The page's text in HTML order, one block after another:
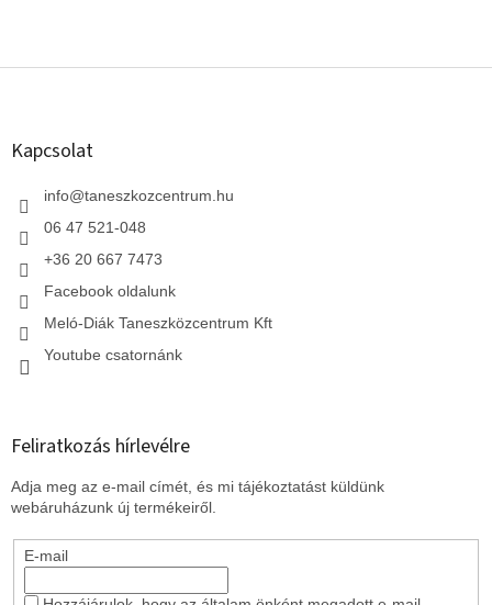
L
Kapcsolat
info@taneszkozcentrum.hu
06 47 521-048
+36 20 667 7473
Facebook oldalunk
Meló-Diák Taneszközcentrum Kft
Youtube csatornánk
Feliratkozás hírlevélre
Adja meg az e-mail címét, és mi tájékoztatást küldünk
webáruházunk új termékeiről.
E-mail